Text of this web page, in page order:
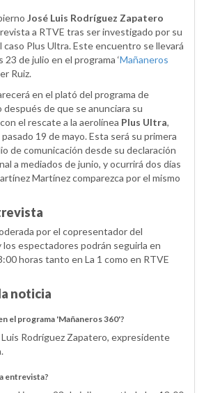
José Luis Rodríguez Zapatero
a RTVE tras ser investigado por su
caso Plus Ultra. Este encuentro se llevará
de julio en el programa ‘Mañaneros
Ruiz.
en el plató del programa de
de que se anunciara su
el rescate a la aerolínea Plus Ultra,
19 de mayo. Esta será su primera
de comunicación desde su declaración
a mediados de junio, y ocurrirá dos días
Martínez comparezca por el mismo
por el copresentador del
los espectadores podrán seguirla en
horas tanto en La 1 como en RTVE
noticia
el programa 'Mañaneros 360'?
Rodríguez Zapatero, expresidente
entrevista?